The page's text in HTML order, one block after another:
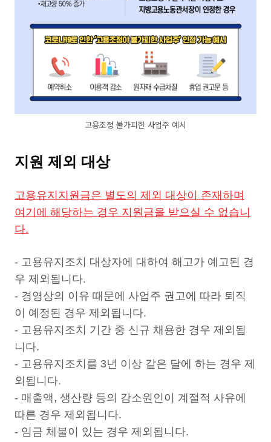
고용조정 불가피한 사업주 예시
지원 제외 대상
고용유지지원금은 별도의 제외 대상이 존재하며
여기에 해당하는 경우 지원금을 받으실 수 없습니
다.
- 고용유지조치 대상자에 대하여 해고가 예고된 경
우 제외됩니다.
- 경영상의 이유 때문에 사업주 권고에 따라 퇴직
이 예정된 경우 제외됩니다.
- 고용유지조치 기간 중 신규 채용한 경우 제외됩
니다.
- 고용유지조치를 3년 이상 같은 달에 하는 경우 제
외됩니다.
- 매출액, 생산량 등의 감소원인이 계절적 사유에
따른 경우 제외됩니다.
- 임금 체불이 있는 경우 제외됩니다.